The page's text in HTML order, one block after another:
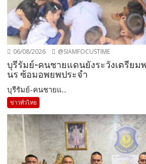
06/08/2026 @SIAMFOCUSTIME
บุรีรัมย์-คนชายแดนยังระวังเตรียม
นร ซ้อมอพยพประจำ
บุรีรัมย์-คนชายแ...
ข่าวทั่วไทย